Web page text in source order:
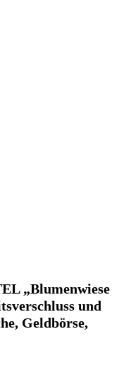
„Blumenwiese
und
Geldbörse,